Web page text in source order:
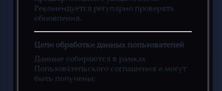
Рекомендуется регулярно проверять
обновления.
Цели обработки данных пользователей
Данные собираются в рамках
Пользовательского соглашения и могут
быть получены: